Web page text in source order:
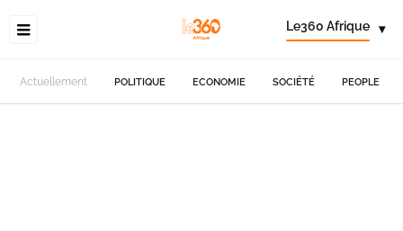
Le360 Afrique ▾
Actuellement POLITIQUE ECONOMIE SOCIÉTÉ PEOPLE